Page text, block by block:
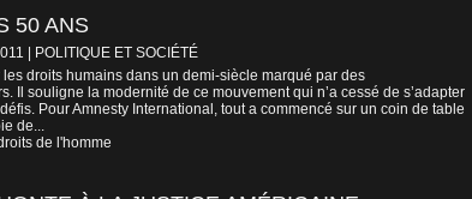
50 ANS
POLITIQUE ET SOCIÉTÉ
droits humains dans un demi-siècle marqué par des
Il souligne la modernité de ce mouvement qui n’a cessé de s’adapter
Pour Amnesty International, tout a commencé sur un coin de table
de...
de l'homme